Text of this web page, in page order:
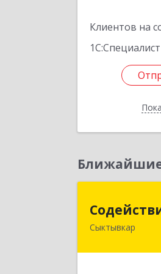
Клиентов на
1С:Специалист
Ближайшие
Сыктывкар167004,